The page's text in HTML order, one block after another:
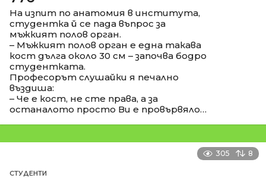
На изпит по анатомия в института,
студентка й се пада въпрос за
мъжкият полов орган.
– Мъжкият полов орган е една такава
кост дълга около 30 см – започва бодро
студентката.
Професорът слушайки я печално
въздиша:
– Че е кост, не сте права, а за
останалото просто Ви е провървяло…
305 8
СТУДЕНТИ